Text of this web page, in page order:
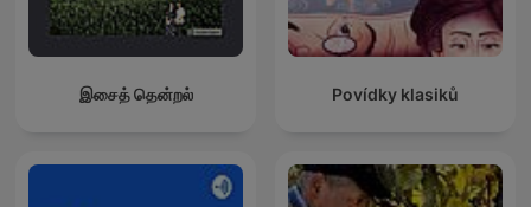
இசைத் தென்றல் Povídky klasiků